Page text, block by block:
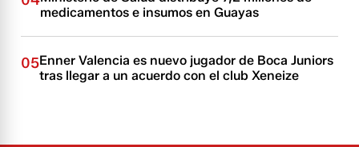
medicamentos e insumos en Guayas
05Enner Valencia es nuevo jugador de Boca Juniors
tras llegar a un acuerdo con el club Xeneize